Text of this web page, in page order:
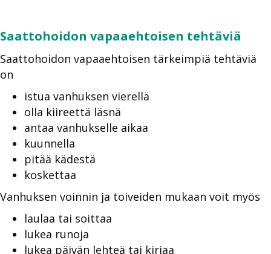
Saattohoidon vapaaehtoisen tehtäviä
Saattohoidon vapaaehtoisen tärkeimpiä tehtäviä
on
istua vanhuksen vierellä
olla kiireettä läsnä
antaa vanhukselle aikaa
kuunnella
pitää kädestä
koskettaa
Vanhuksen voinnin ja toiveiden mukaan voit myös
laulaa tai soittaa
lukea runoja
lukea päivän lehteä tai kirjaa